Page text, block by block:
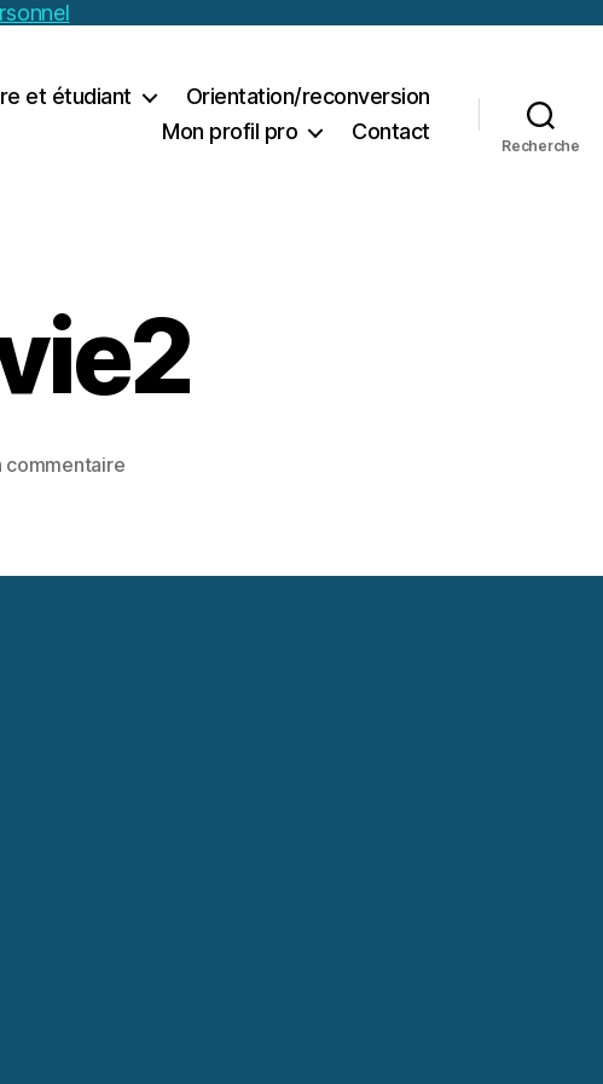
et étudiant
Orientation/reconversion
Mon profil pro
Contact
Recherche
commentairesur